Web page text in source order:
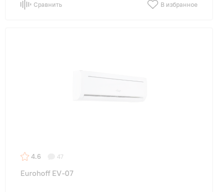
Сравнить В избранное
4.6 47
Eurohoff EV-07